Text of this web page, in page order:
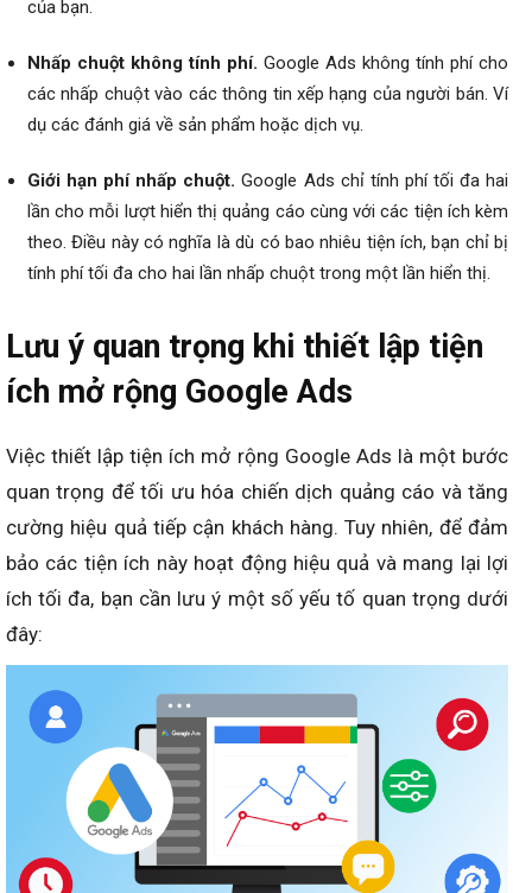
của bạn.
Nhấp chuột không tính phí. Google Ads không tính phí cho
các nhấp chuột vào các thông tin xếp hạng của người bán. Ví
dụ các đánh giá về sản phẩm hoặc dịch vụ.
Giới hạn phí nhấp chuột. Google Ads chỉ tính phí tối đa hai
lần cho mỗi lượt hiển thị quảng cáo cùng với các tiện ích kèm
theo. Điều này có nghĩa là dù có bao nhiêu tiện ích, bạn chỉ bị
tính phí tối đa cho hai lần nhấp chuột trong một lần hiển thị.
Lưu ý quan trọng khi thiết lập tiện
ích mở rộng Google Ads
Việc thiết lập tiện ích mở rộng Google Ads là một bước
quan trọng để tối ưu hóa chiến dịch quảng cáo và tăng
cường hiệu quả tiếp cận khách hàng. Tuy nhiên, để đảm
bảo các tiện ích này hoạt động hiệu quả và mang lại lợi
ích tối đa, bạn cần lưu ý một số yếu tố quan trọng dưới
đây: